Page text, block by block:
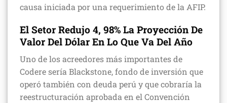
causa iniciada por una requerimiento de la AFIP.
El Setor Redujo 4, 98% La Proyección De
Valor Del Dólar En Lo Que Va Del Año
Uno de los acreedores más importantes de
Codere sería Blackstone, fondo de inversión que
operó también con deuda perú y que cobraría la
reestructuración aprobada en el Convención